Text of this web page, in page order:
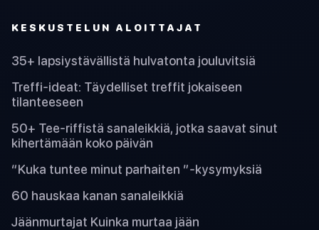
KESKUSTELUN ALOITTAJAT
35+ lapsiystävällistä hulvatonta jouluvitsiä
Treffi-ideat: Täydelliset treffit jokaiseen
tilanteeseen
50+ Tee-riffistä sanaleikkiä, jotka saavat sinut
kihertämään koko päivän
“Kuka tuntee minut parhaiten ”-kysymyksiä
60 hauskaa kanan sanaleikkiä
Jäänmurtajat Kuinka murtaa jään